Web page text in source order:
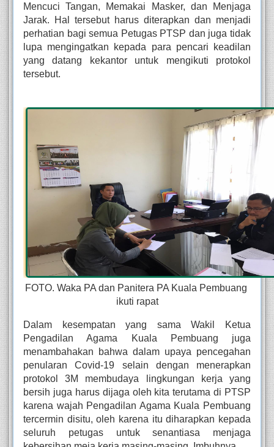
Mencuci Tangan, Memakai Masker, dan Menjaga
Jarak. Hal tersebut harus diterapkan dan menjadi
perhatian bagi semua Petugas PTSP dan juga tidak
lupa mengingatkan kepada para pencari keadilan
yang datang kekantor untuk mengikuti protokol
tersebut.
FOTO. Waka PA dan Panitera PA Kuala Pembuang
ikuti rapat
Dalam kesempatan yang sama Wakil Ketua
Pengadilan Agama Kuala Pembuang juga
menambahakan bahwa dalam upaya pencegahan
penularan Covid-19 selain dengan menerapkan
protokol 3M membudaya lingkungan kerja yang
bersih juga harus dijaga oleh kita terutama di PTSP
karena wajah Pengadilan Agama Kuala Pembuang
tercermin disitu, oleh karena itu diharapkan kepada
seluruh petugas untuk senantiasa menjaga